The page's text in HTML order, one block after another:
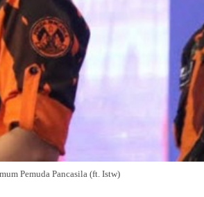
Pemuda Pancasila (ft. Istw)